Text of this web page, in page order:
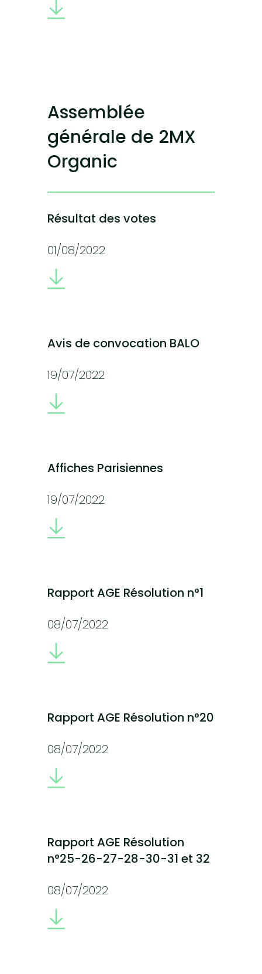
Assemblée
générale de 2MX
Organic
Résultat des votes
01/08/2022
Avis de convocation BALO
19/07/2022
Affiches Parisiennes
19/07/2022
Rapport AGE Résolution n°1
08/07/2022
Rapport AGE Résolution n°20
08/07/2022
Rapport AGE Résolution
n°25-26-27-28-30-31 et 32
08/07/2022